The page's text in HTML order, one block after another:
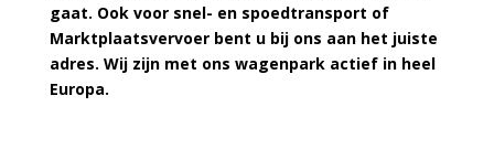
gaat. Ook voor snel- en spoedtransport of
Marktplaatsvervoer bent u bij ons aan het juiste
adres. Wij zijn met ons wagenpark actief in heel
Europa.